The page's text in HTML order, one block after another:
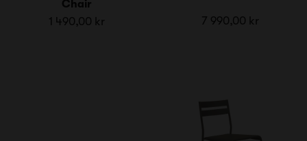
Chair
1 490,00 kr 7 990,00 kr